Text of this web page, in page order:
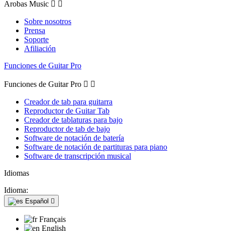
Arobas Music  
Sobre nosotros
Prensa
Soporte
Afiliación
Funciones de Guitar Pro
Funciones de Guitar Pro  
Creador de tab para guitarra
Reproductor de Guitar Tab
Creador de tablaturas para bajo
Reproductor de tab de bajo
Software de notación de batería
Software de notación de partituras para piano
Software de transcripción musical
Idiomas
Idioma:
Español 
Français
English